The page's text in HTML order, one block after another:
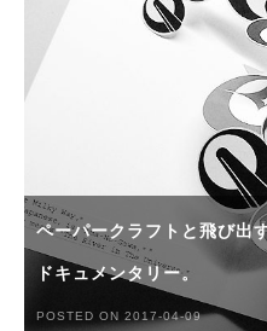
ペーパークラフトと飛び出
ドキュメンタリー。
POSTED ON 2017-04-09